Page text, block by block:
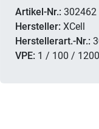
Artikel-Nr.: 302462
Hersteller: XCell
Herstellerart.-Nr.:
VPE: 1 / 100 / 1200